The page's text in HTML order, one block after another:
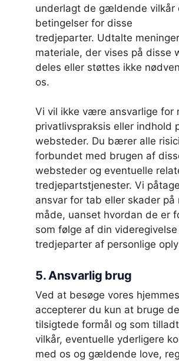
underlagt de gældende vilkår
betingelser for disse
tredjeparter. Udtalte
materiale, der vises på disse
deles eller støttes ikke
os.
Vi vil ikke være ansvarlige for
privatlivspraksis eller indhold
websteder. Du bærer alle risici
forbundet med brugen af
websteder og eventuelle
tredjepartstjenester. Vi
ansvar for tab eller skader på
måde, uanset hvordan de er
som følge af din
tredjeparter af personlige
5. Ansvarlig brug
Ved at besøge vores
accepterer du kun at bruge
tilsigtede formål og som
vilkår, eventuelle yderligere
med os og gældende love,